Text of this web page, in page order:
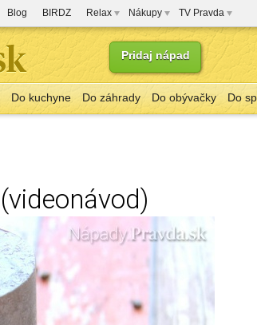
Blog BIRDZ Relax Nákupy TV Pravda
Pridaj nápad
Do kuchyne Do záhrady Do obývačky Do